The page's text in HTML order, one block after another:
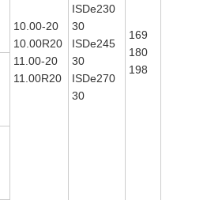
10.00-20
10.00R20
11.00-20
11.00R20
ISDe230
30
ISDe245
30
ISDe270
30
169
180
198